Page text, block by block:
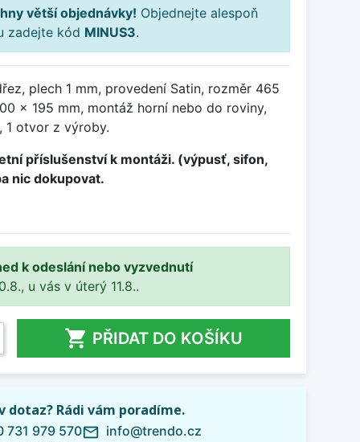
větší objednávky! Objednejte alespoň
zadejte kód MINUS3.
plech 1 mm, provedení Satin, rozměr 465
x 195 mm, montáž horní nebo do roviny,
1 otvor z výroby.
příslušenství k montáži. (výpusť, sifon,
nic dokupovat.
k odeslání nebo vyzvednutí
u vás v úterý 11.8..
 PŘIDAT DO KOŠÍKU
dotaz? Rádi vám poradíme.
731 979 570mail_outline info@trendo.cz